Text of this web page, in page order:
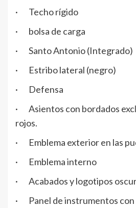
· Techo rígido
· bolsa de carga
· Santo Antonio (Integrado)
· Estribo lateral (negro)
· Defensa
· Asientos con bordados
rojos.
· Emblema exterior en las
· Emblema interno
· Acabados y logotipos
· Panel de instrumentos con